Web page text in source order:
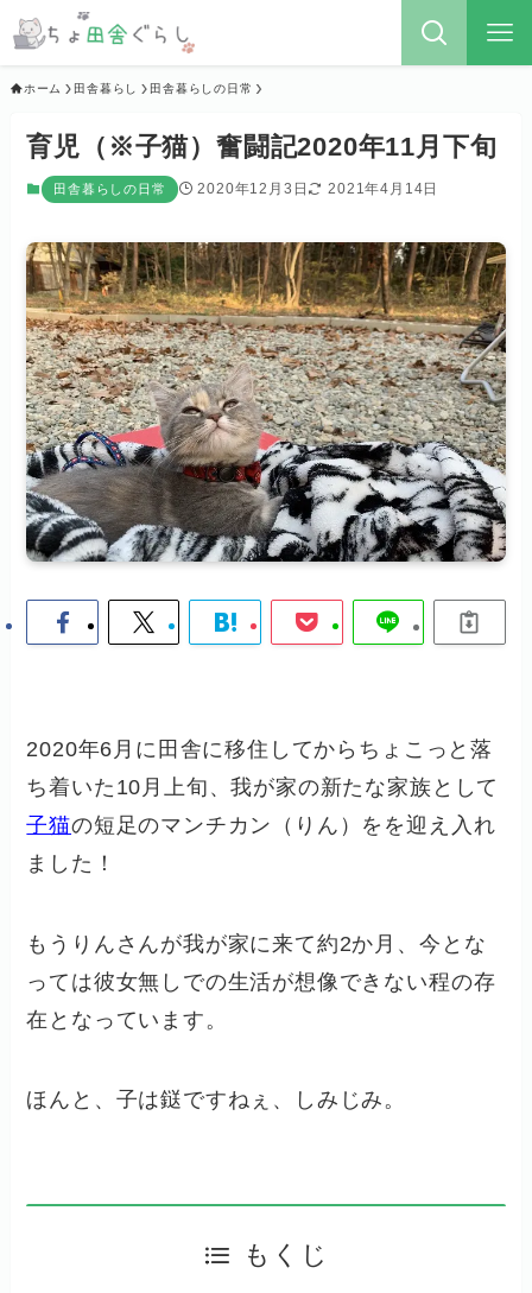
ホーム 田舎暮らし 田舎暮らしの日常
育児（※子猫）奮闘記2020年11月下旬
田舎暮らしの日常 2020年12月3日 2021年4月14日
2020年6月に田舎に移住してからちょこっと落
ち着いた10月上旬、我が家の新たな家族として
子猫の短足のマンチカン（りん）をを迎え入れ
ました！
もうりんさんが我が家に来て約2か月、今とな
っては彼女無しでの生活が想像できない程の存
在となっています。
ほんと、子は鎹ですねぇ、しみじみ。
もくじ